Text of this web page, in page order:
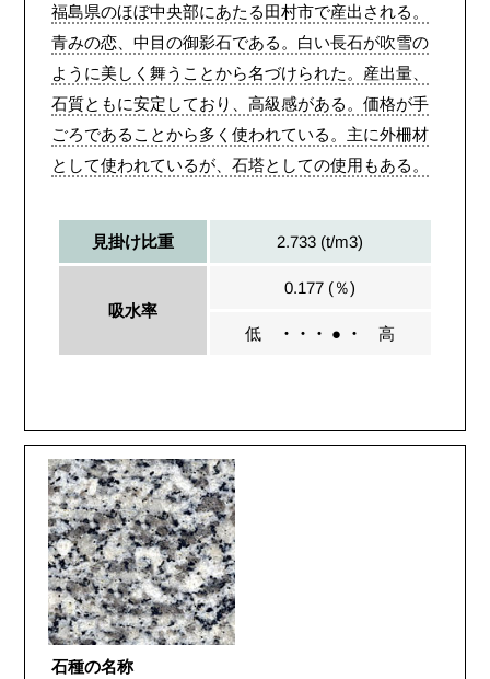
福島県のほぼ中央部にあたる田村市で産出される。
青みの恋、中目の御影石である。白い長石が吹雪の
ように美しく舞うことから名づけられた。産出量、
石質ともに安定しており、高級感がある。価格が手
ごろであることから多く使われている。主に外柵材
として使われているが、石塔としての使用もある。
見掛け比重 2.733 (t/m3)
吸水率
0.177 (％)
低 ・・・ ● ・ 高
石種の名称